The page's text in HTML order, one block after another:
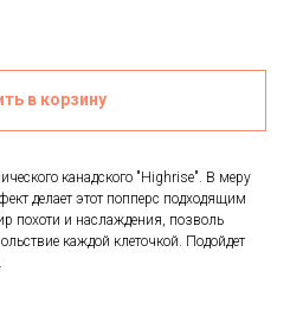
в корзину
канадского "Highrise". В меру
делает этот попперс подходящим
похоти и наслаждения, позволь
каждой клеточкой. Подойдет